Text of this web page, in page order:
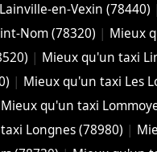
en-Vexin (78440)
Nom (78320) | Mieux
| Mieux qu'un taxi
| Mieux qu'un taxi Les
Mieux qu'un taxi
Longnes (78980) |